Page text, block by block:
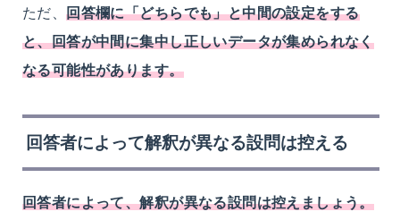
ただ、回答欄に「どちらでも」と中間の設定をする
と、回答が中間に集中し正しいデータが集められなく
なる可能性があります。
回答者によって解釈が異なる設問は控える
回答者によって、解釈が異なる設問は控えましょう。